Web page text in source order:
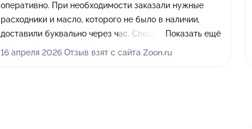
оперативно. При необходимости заказали нужные
расходники и масло, которого не было в наличии,
доставили буквально через час. Специалисты дали
хорошие рекомендации по выбору масла и провели
Показать ещё
16 апреля 2026 Отзыв взят с сайта Zoon.ru